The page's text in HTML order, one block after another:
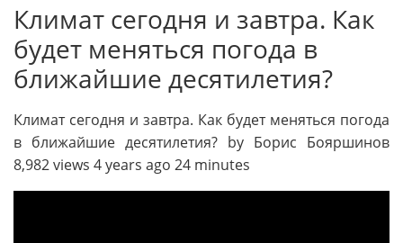
Климат сегодня и завтра. Как
будет меняться погода в
ближайшие десятилетия?
Климат сегодня и завтра. Как будет меняться погода
в ближайшие десятилетия? by Борис Бояршинов
8,982 views 4 years ago 24 minutes